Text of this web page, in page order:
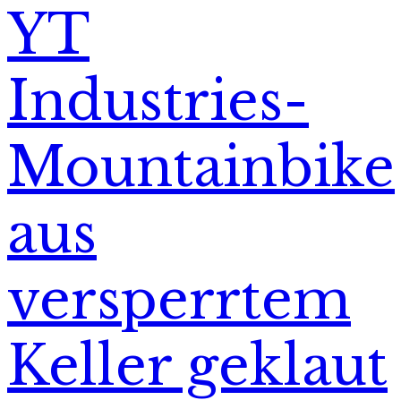
YT
Industries-
Mountainbike
aus
versperrtem
Keller geklaut